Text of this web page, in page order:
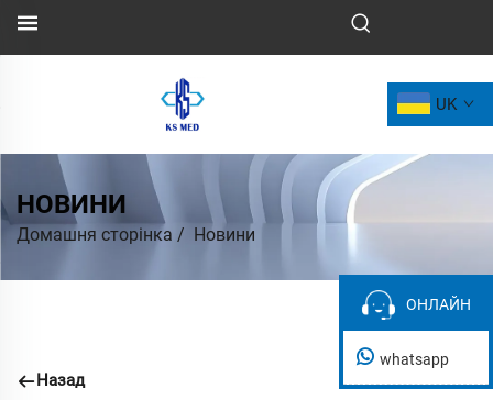
UK
НОВИНИ
Домашня сторінка / Новини
Назад
ОНЛАЙН
ОНЛАЙН
whatsapp